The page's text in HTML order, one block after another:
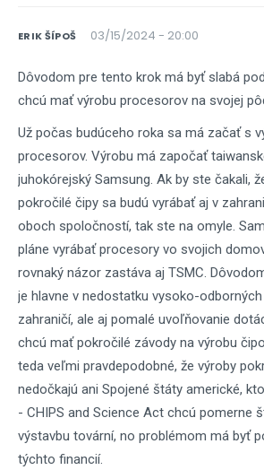
ERIK ŠÍPOŠ 03/15/2024 - 20:00
Dôvodom pre tento krok má byť slabá
chcú mať výrobu procesorov na svojej
Už počas budúceho roka sa má začať s
procesorov. Výrobu má započať
juhokórejský Samsung. Ak by ste čakali,
pokročilé čipy sa budú vyrábať aj v
oboch spoločností, tak ste na omyle.
pláne vyrábať procesory vo svojich
rovnaký názor zastáva aj TSMC.
je hlavne v nedostatku vysoko-
zahraničí, ale aj pomalé uvoľňovanie
chcú mať pokročilé závody na výrobu
teda veľmi pravdepodobné, že výroby
nedočkajú ani Spojené štáty americké,
- CHIPS and Science Act chcú pomerne
výstavbu tovární, no problémom má byť
týchto financií.